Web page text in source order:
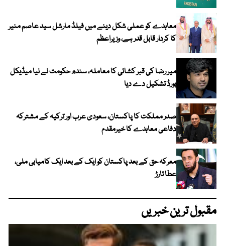
معاہدے کو عملی شکل دینے میں فیلڈ مارشل سید عاصم منیر
کا کردار قابل قدر ہے، وزیراعظم
میر رضا کی قبر کشائی کا معاملہ، سندھ حکومت نے نیا میڈیکل
بورڈ تشکیل دے دیا
صدر مملکت کا پاکستان، سعودی عرب اور ترکیہ کے مشترکہ
دفاعی معاہدے کا خیرمقدم
معرکہ حق کے بعد پاکستان کو ایک کے بعد ایک کامیابی ملی،
عطا تارڑ
مقبول ترین خبریں